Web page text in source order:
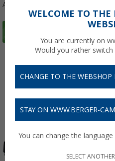
Articolo n: 256140
WELCOME TO THE
You are currently on
Would you rather
CHANGE TO THE WEBSHOP
STAY ON WWW.BERGER-
You can change the
SELECT